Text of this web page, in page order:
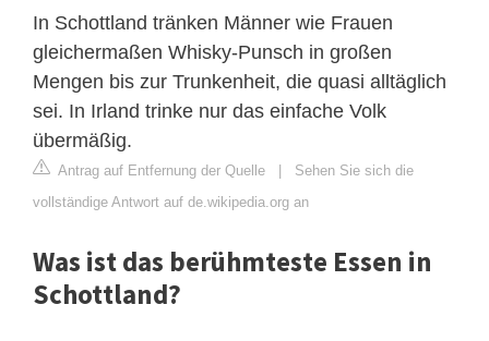
In Schottland tränken Männer wie Frauen
gleichermaßen Whisky-Punsch in großen
Mengen bis zur Trunkenheit, die quasi alltäglich
sei. In Irland trinke nur das einfache Volk
übermäßig.
Antrag auf Entfernung der Quelle | Sehen Sie sich die
vollständige Antwort auf de.wikipedia.org an
Was ist das berühmteste Essen in
Schottland?